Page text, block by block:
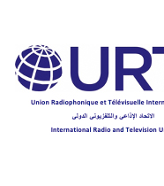
contenu
principal